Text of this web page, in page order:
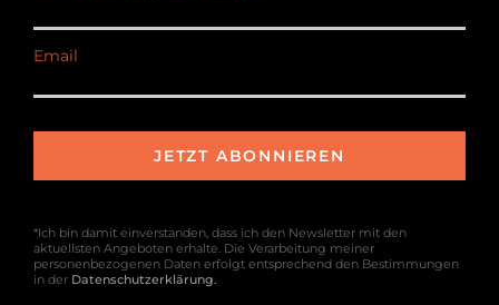
Email
*Ich bin damit einverstanden, dass ich den Newsletter mit den
aktuellsten Angeboten erhalte. Die Verarbeitung meiner
personenbezogenen Daten erfolgt entsprechend den Bestimmungen
in der Datenschutzerklärung.